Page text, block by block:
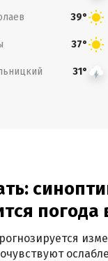
39°
37°
31°
погода